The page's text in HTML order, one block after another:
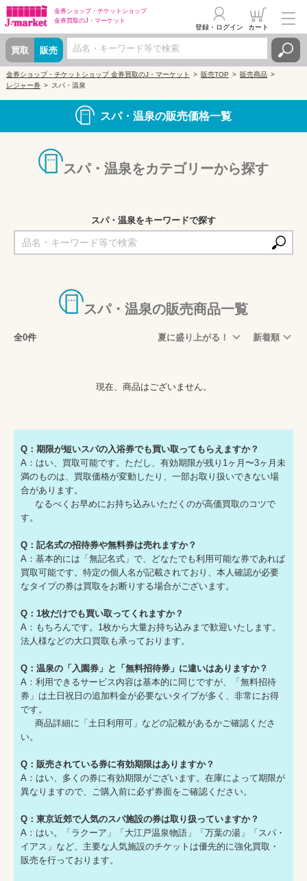
金券ショップ・ チケットショップ
金券買取のJ・マーケット
買取 販売
登録・ログイン カート
金券ショップ・チケットショップ 金券買取のJ・マーケット 販売TOP
販売商品
レジャー券
スパ・温泉
スパ・温泉の販売価格一覧
スパ・温泉をカテゴリーから探す
スパ・温泉をキーワードで探す
スパ・温泉の販売商品一覧
全0件 夏に盛り上がる！ 新着順
現在、商品はございません。
Q：期限が短いスパの入浴券でも買い取ってもらえますか？
A：はい、買取可能です。ただし、有効期限が残り1ヶ月〜3ヶ月未
満のものは、買取価格が変動したり、一部お取り扱いできない場
合があります。
なるべくお早めにお持ち込みいただくのが高価買取のコツで
す。
Q：記名式の招待券や無料券は売れますか？
A：基本的には「無記名式」で、どなたでも利用可能な券であれば
買取可能です。特定の個人名が記載されており、本人確認が必要
なタイプの券は買取をお断りする場合がございます。
Q：1枚だけでも買い取ってくれますか？
A：もちろんです。1枚から大量お持ち込みまで歓迎いたします。
法人様などの大口買取も承っております。
Q：温泉の「入園券」と「無料招待券」に違いはありますか？
A：利用できるサービス内容は基本的に同じですが、「無料招待
券」は土日祝日の追加料金が必要ないタイプが多く、非常にお得
です。
商品詳細に「土日利用可」などの記載があるかご確認くださ
い。
Q：販売されている券に有効期限はありますか？
A：はい、多くの券に有効期限がございます。在庫によって期限が
異なりますので、ご購入前に必ず券面をご確認ください。
Q：東京近郊で人気のスパ施設の券は取り扱っていますか？
A：はい。「ラクーア」「大江戸温泉物語」「万葉の湯」「スパ・
イアス」など、主要な人気施設のチケットは優先的に強化買取・
販売を行っております。